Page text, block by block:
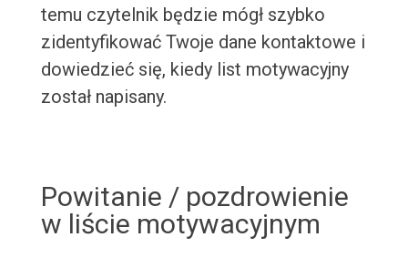
temu czytelnik będzie mógł szybko
zidentyfikować Twoje dane kontaktowe i
dowiedzieć się, kiedy list motywacyjny
został napisany.
Powitanie / pozdrowienie
w liście motywacyjnym